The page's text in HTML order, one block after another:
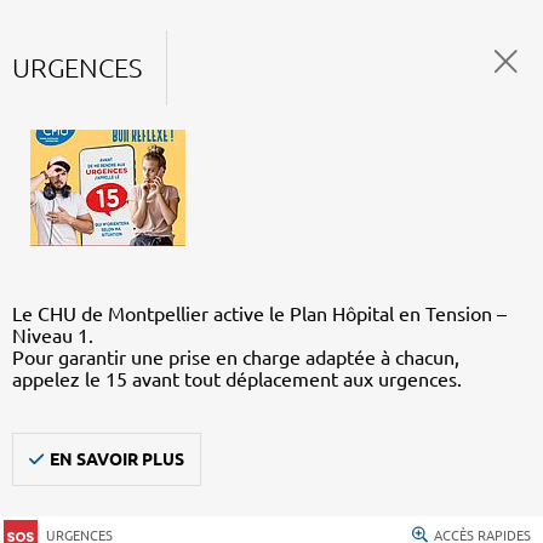
URGENCES
Le CHU de Montpellier active le Plan Hôpital en Tension –
Niveau 1.
Pour garantir une prise en charge adaptée à chacun,
appelez le 15 avant tout déplacement aux urgences.
EN SAVOIR PLUS
URGENCES ACCÈS RAPIDES